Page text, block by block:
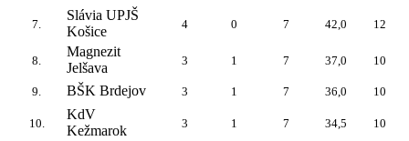
7.
Slávia UPJŠ
Košice
4 0 7 42,0 12
8.
Magnezit
Jelšava
3 1 7 37,0 10
9. BŠK Brdejov 3 1 7 36,0 10
10.
KdV
Kežmarok
3 1 7 34,5 10